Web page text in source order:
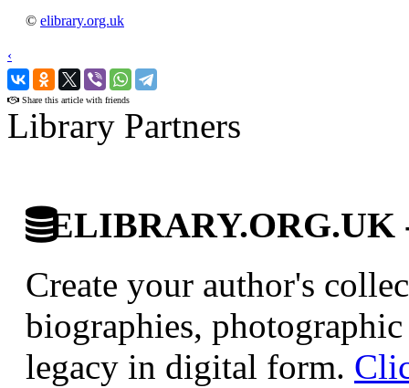
© elibrary.org.uk
‹
›
Share this article with friends
Library Partners
Create your author's
biographies,
legacy in digital form.